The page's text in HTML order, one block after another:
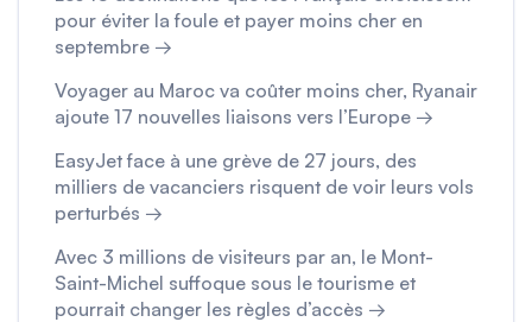
pour éviter la foule et payer moins cher en
septembre →
Voyager au Maroc va coûter moins cher, Ryanair
ajoute 17 nouvelles liaisons vers l’Europe →
EasyJet face à une grève de 27 jours, des
milliers de vacanciers risquent de voir leurs vols
perturbés →
Avec 3 millions de visiteurs par an, le Mont-
Saint-Michel suffoque sous le tourisme et
pourrait changer les règles d’accès →